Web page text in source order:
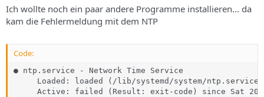
Ich wollte noch ein paar andere Programme installieren... da
kam die Fehlermeldung mit dem NTP
Code:
● ntp.service - Network Time Service
Loaded: loaded (/lib/systemd/system/
Active: failed (Result: exit-code) since Sat